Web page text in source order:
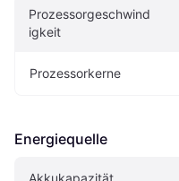
Prozessorgeschwind
igkeit
Prozessorkerne
Energiequelle
Akkukapazität